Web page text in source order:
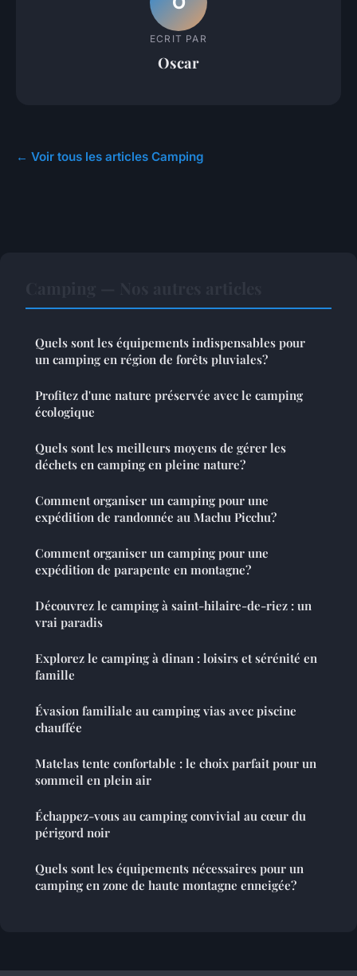
ECRIT PAR
Oscar
← Voir tous les articles Camping
Quels sont les équipements indispensables pour
un camping en région de forêts pluviales?
Profitez d'une nature préservée avec le camping
écologique
Quels sont les meilleurs moyens de gérer les
déchets en camping en pleine nature?
Comment organiser un camping pour une
expédition de randonnée au Machu Picchu?
Comment organiser un camping pour une
expédition de parapente en montagne?
Découvrez le camping à saint-hilaire-de-riez : un
vrai paradis
Explorez le camping à dinan : loisirs et sérénité en
famille
Évasion familiale au camping vias avec piscine
chauffée
Matelas tente confortable : le choix parfait pour un
sommeil en plein air
Échappez-vous au camping convivial au cœur du
périgord noir
Quels sont les équipements nécessaires pour un
camping en zone de haute montagne enneigée?